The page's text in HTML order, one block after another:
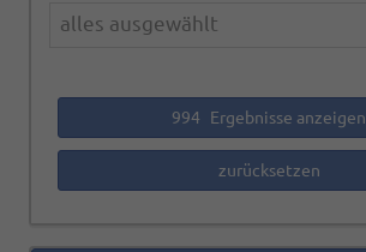
alles ausgewählt
994 Ergebnisse anzeigen
zurücksetzen